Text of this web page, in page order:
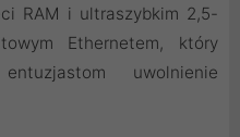
RAM i ultraszybkim 2,5-
Ethernetem, który
uwolnienie